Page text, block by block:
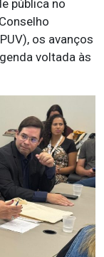
pública no
os avanços
voltada às